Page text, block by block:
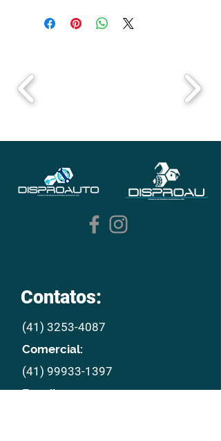
Contatos:
(41) 3253-4087
Comercial:
(41) 99933-1397
E mail: